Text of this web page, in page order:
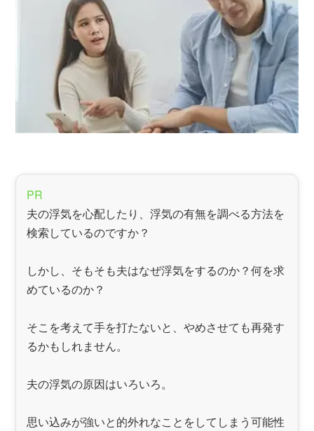
PR
夫の浮気を心配したり、浮気の有無を調べる方法を
検索しているのですか？
しかし、そもそも夫はなぜ浮気をするのか？何を求
めているのか？
そこを考えて手を打たないと、やめさせても再発す
るかもしれません。
夫の浮気の原因はいろいろ。
思い込みが強いと的外れなことをしてしまう可能性